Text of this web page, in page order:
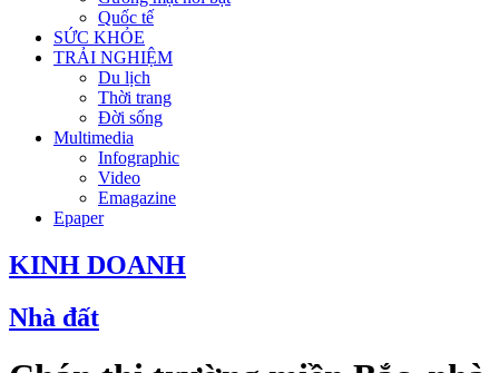
Quốc tế
SỨC KHỎE
TRẢI NGHIỆM
Du lịch
Thời trang
Đời sống
Multimedia
Infographic
Video
Emagazine
Epaper
KINH DOANH
Nhà đất